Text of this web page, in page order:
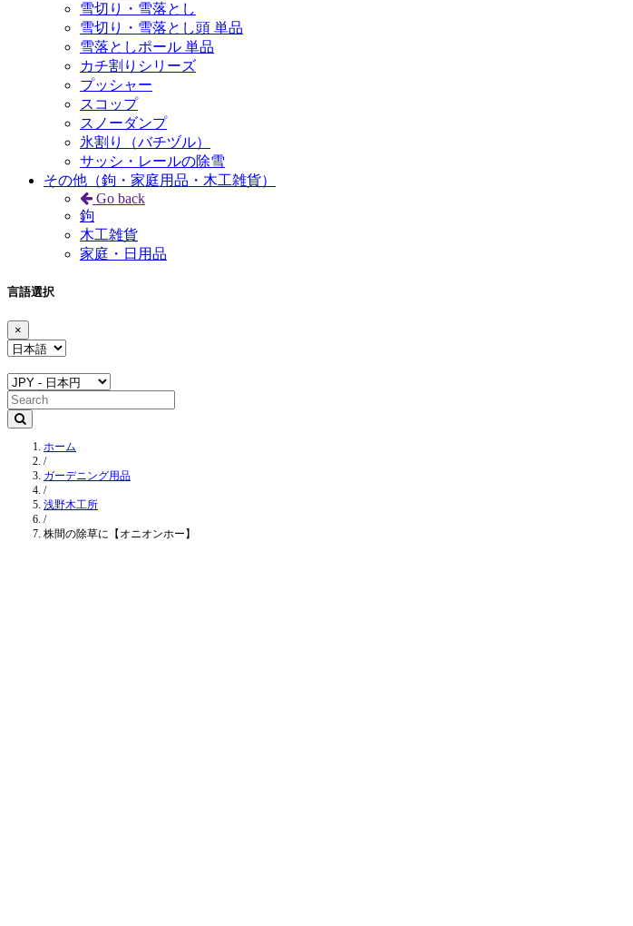
雪切り・雪落とし
雪切り・雪落とし頭 単品
雪落としポール 単品
カチ割りシリーズ
プッシャー
スコップ
スノーダンプ
氷割り（バチヅル）
サッシ・レールの除雪
その他（鉤・家庭用品・木工雑貨）
Go back
鉤
木工雑貨
家庭・日用品
言語選択
×
ホーム
/
ガーデニング用品
/
浅野木工所
/
株間の除草に【オニオンホー】